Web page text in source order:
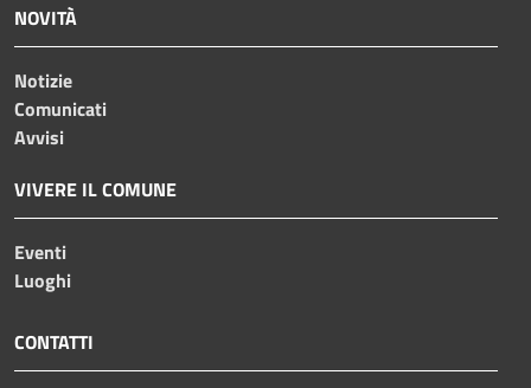
NOVITÀ
Notizie
Comunicati
Avvisi
VIVERE IL COMUNE
Eventi
Luoghi
CONTATTI